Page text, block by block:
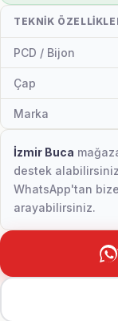
TEKNIK
PCD / Bijon
Çap
Marka
İzmir Buca
destek
WhatsApp'tan
arayabilirsiniz.